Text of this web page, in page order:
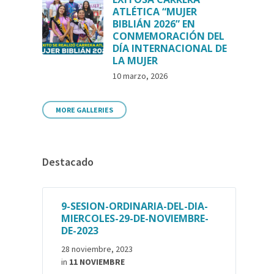
ATLÉTICA “MUJER
BIBLIÁN 2026” EN
CONMEMORACIÓN DEL
DÍA INTERNACIONAL DE
LA MUJER
10 marzo, 2026
MORE GALLERIES
Destacado
9-SESION-ORDINARIA-DEL-DIA-
MIERCOLES-29-DE-NOVIEMBRE-
DE-2023
28 noviembre, 2023
in 11 NOVIEMBRE